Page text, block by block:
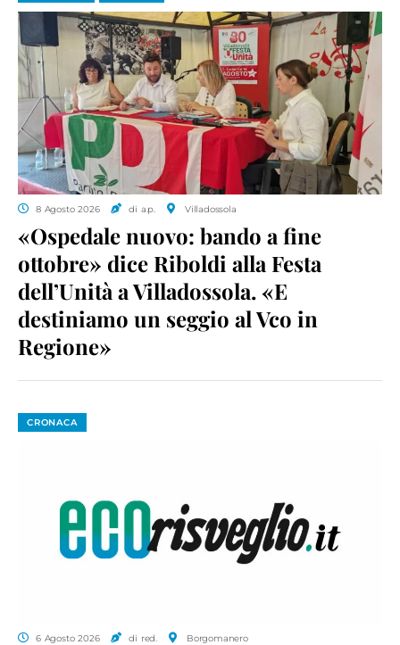
8 Agosto 2026 di a.p. Villadossola
«Ospedale nuovo: bando a fine
ottobre» dice Riboldi alla Festa
dell’Unità a Villadossola. «E
destiniamo un seggio al Vco in
Regione»
CRONACA
6 Agosto 2026 di red. Borgomanero